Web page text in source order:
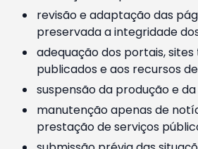
revisão e adaptação das
preservada a integridade
adequação dos portais,
publicados e aos recursos
suspensão da produção e
manutenção apenas de
prestação de serviços